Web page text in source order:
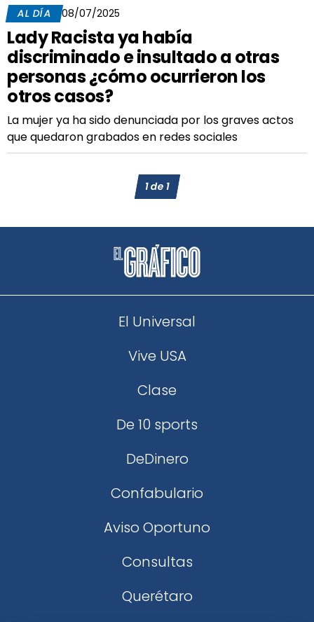
AL DÍA 08/07/2025
Lady Racista ya había
discriminado e insultado a otras
personas ¿cómo ocurrieron los
otros casos?
La mujer ya ha sido denunciada por los graves actos
que quedaron grabados en redes sociales
1de1
El Universal
Vive USA
Clase
De 10 sports
DeDinero
Confabulario
Aviso Oportuno
Consultas
Querétaro